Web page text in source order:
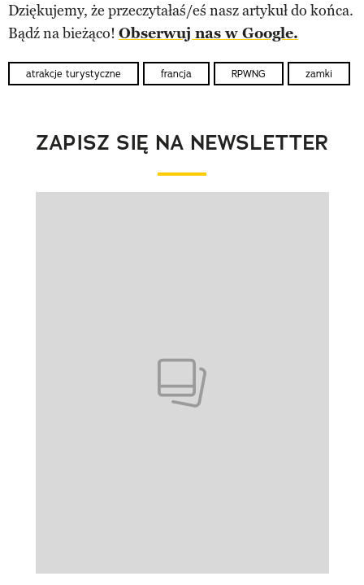
Dziękujemy, że przeczytałaś/eś nasz artykuł do końca.
Bądź na bieżąco! Obserwuj nas w Google.
atrakcje turystyczne francja RPWNG zamki
ZAPISZ SIĘ NA NEWSLETTER